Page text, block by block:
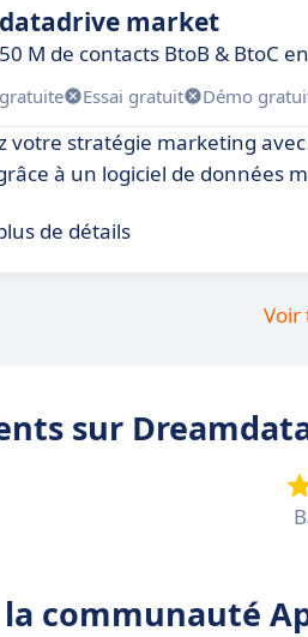
datadrive market
50 M de contacts BtoB & BtoC
Essai gratuit Démo
votre stratégie marketing
à un logiciel de données
de détails
Voir
sur
communauté